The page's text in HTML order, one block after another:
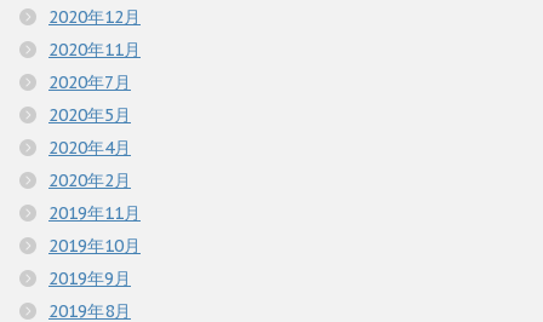
2020年12月
2020年11月
2020年7月
2020年5月
2020年4月
2020年2月
2019年11月
2019年10月
2019年9月
2019年8月